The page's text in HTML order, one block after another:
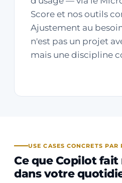
Score et nos outils
Ajustement au
n'est pas un projet
mais une discipline
USE CASES CONCRETS PAR
Ce que Copilot
dans votre